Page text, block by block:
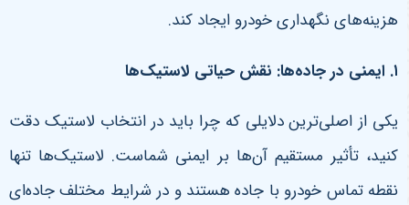
هزینه‌های نگهداری خودرو ایجاد کند.
۱. ایمنی در جاده‌ها: نقش حیاتی لاستیک‌ها
یکی از اصلی‌ترین دلایلی که چرا باید در انتخاب لاستیک دقت
کنید، تأثیر مستقیم آن‌ها بر ایمنی شماست. لاستیک‌ها تنها
نقطه تماس خودرو با جاده هستند و در شرایط مختلف جاده‌ای